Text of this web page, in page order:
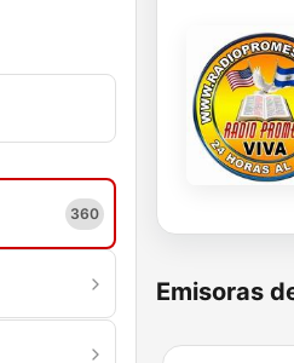
360
Emisoras